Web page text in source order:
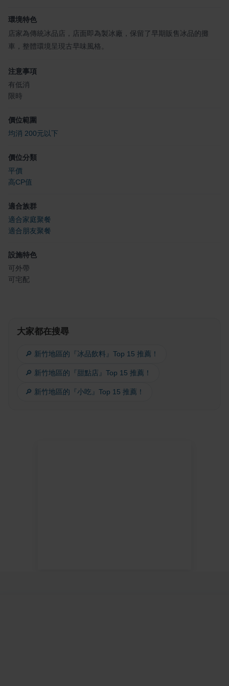
環境特色
店家為傳統冰品店，店面即為製冰廠，保留了早期販售冰品的攤
車，整體環境呈現古早味風格。
注意事項
有低消
限時
價位範圍
均消 200元以下
價位分類
平價
高CP值
適合族群
適合家庭聚餐
適合朋友聚餐
設施特色
可外帶
可宅配
大家都在搜尋
🔎 新竹地區的『冰品飲料』Top 15 推薦！
🔎 新竹地區的『甜點店』Top 15 推薦！
🔎 新竹地區的『小吃』Top 15 推薦！